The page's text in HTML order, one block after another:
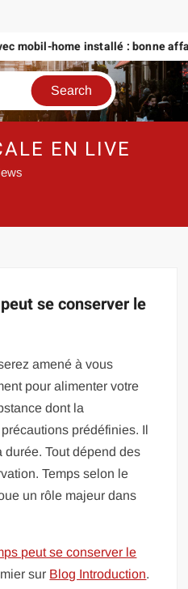
mobil-home installé : bonne
EN LIVE
se conserver le
amené à vous
pour alimenter votre
dont la
prédéfinies. Il
durée. Tout dépend des
Temps selon le
un rôle majeur dans
peut se conserver le
sur Blog Introduction.